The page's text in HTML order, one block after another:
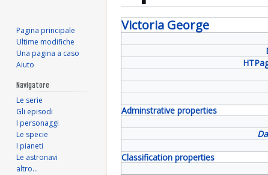
Vai
alla
Vai
alla
Victoria George
Adminstrative properties
Classification properties
Pagina principale
Ultime modifiche
Una pagina a caso
Aiuto
Navigatore
Le serie
Gli episodi
I personaggi
Le specie
I pianeti
Le astronavi
altro…